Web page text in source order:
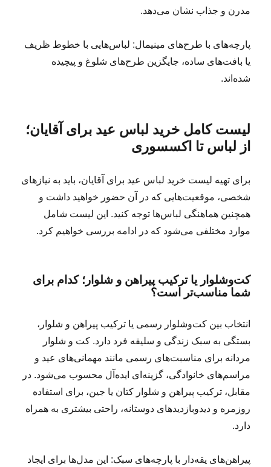
مدرن و جذاب نشان می‌دهد.
پارچه‌های با طرح‌های مینیمال: لباس‌هایی با خطوط ظریف
یا بافت‌های ساده، جایگزین طرح‌های شلوغ و پیچیده
شده‌اند.
لیست کامل خرید لباس عید برای آقایان؛
از لباس تا اکسسوری
برای تهیه لیست خرید لباس عید برای آقایان، باید به نیازهای
شخصی، موقعیت‌هایی که در آن حضور خواهید داشت و
همچنین هماهنگی لباس‌ها توجه کنید. این لیست شامل
موارد مختلفی می‌شود که در ادامه بررسی خواهیم کرد.
کت‌وشلوار یا ترکیب پیراهن و شلوار؛ کدام برای
شما مناسب‌تر است؟
انتخاب بین کت‌وشلوار رسمی یا ترکیب پیراهن و شلوار،
بستگی به سبک زندگی و سلیقه فرد دارد. کت و شلوار
مردانه برای مناسبت‌های رسمی مانند مهمانی‌های عید و
مراسم‌های خانوادگی، گزینه‌ای ایده‌آل محسوب می‌شود. در
مقابل، ترکیب پیراهن و شلوار کتان یا جین، برای استفاده
روزمره و دیدوبازدیدهای دوستانه، راحتی بیشتری به همراه
دارد.
پیراهن‌های یقه‌دار با پارچه‌های سبک: این مدل‌ها برای ایجاد